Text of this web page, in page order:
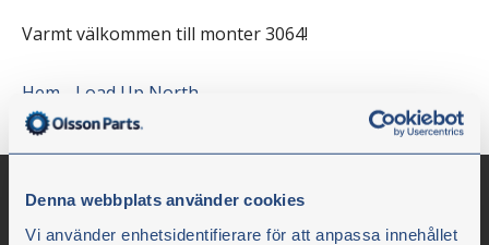
Denna webbplats använder cookies
Vi använder enhetsidentifierare för att anpassa innehållet
Varmt välkommen till monter 3064!
Hem - Load Up North